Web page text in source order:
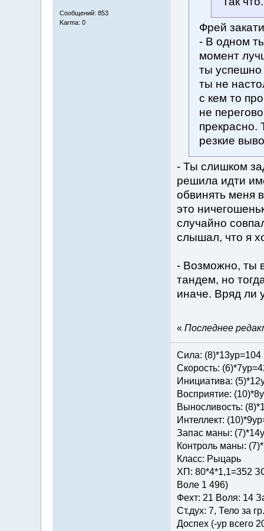
Сообщений: 853
Karma: 0
Фрей
- В одном
момент
ты успешно
ты не
с кем то
не
прекрасно.
резкие
- Ты слишком
решила идти
обвинять меня
это
случайно
слышал, что я
- Возможно, ты
тандем, но
иначе. Вряд ли
« Последнее
Сила: (8)*13ур=104
Скорость:
Инициатива:
Восприятие:
Выносливость:
Интеллект:
Запас маны:
Контроль маны:
Класс: Рыцарь
ХП: 80*4*1,1=352
Воле 1 496)
Фехт: 21 Воля: 14
Ст.дух: 7, Тело за
Доспех (-ур всего